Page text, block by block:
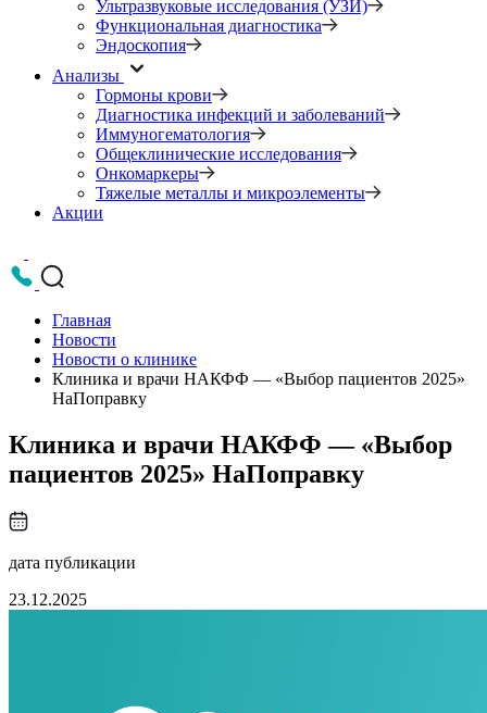
Ультразвуковые исследования (УЗИ)
Функциональная диагностика
Эндоскопия
Анализы
Гормоны крови
Диагностика инфекций и заболеваний
Иммуногематология
Общеклинические исследования
Онкомаркеры
Тяжелые металлы и микроэлементы
Акции
Главная
Новости
Новости о клинике
Клиника и врачи НАКФФ — «Выбор пациентов 2025»
НаПоправку
Клиника и врачи НАКФФ — «Выбор
пациентов 2025» НаПоправку
дата публикации
23.12.2025